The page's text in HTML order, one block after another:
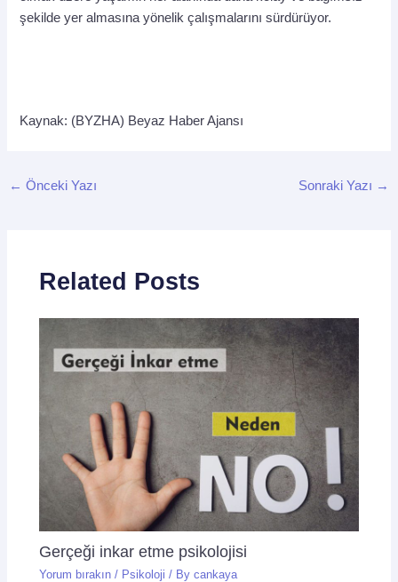
şekilde yer almasına yönelik çalışmalarını sürdürüyor.
Kaynak: (BYZHA) Beyaz Haber Ajansı
← Önceki Yazı Sonraki Yazı →
Related Posts
Gerçeği inkar etme psikolojisi
Yorum bırakın / Psikoloji / Bycankaya